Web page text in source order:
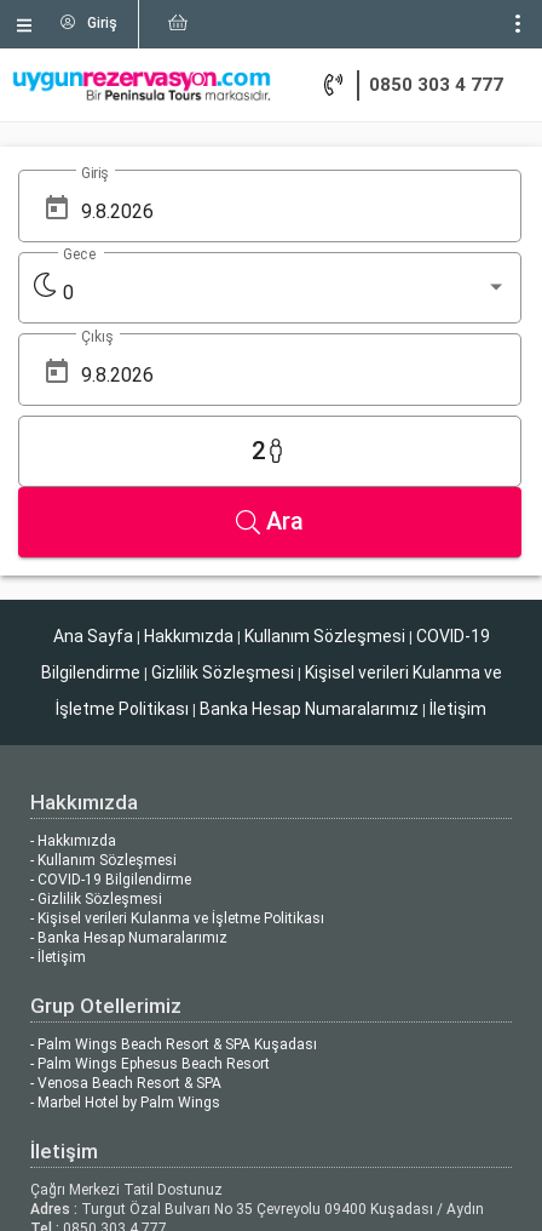
Giriş
0850 303 4 777
Giriş
0
Gece
Çıkış
2
Ara
Ana Sayfa | Hakkımızda | Kullanım Sözleşmesi | COVID-19
Bilgilendirme | Gizlilik Sözleşmesi | Kişisel verileri Kulanma ve
İşletme Politikası | Banka Hesap Numaralarımız | İletişim
Hakkımızda
- Hakkımızda
- Kullanım Sözleşmesi
- COVID-19 Bilgilendirme
- Gizlilik Sözleşmesi
- Kişisel verileri Kulanma ve İşletme Politikası
- Banka Hesap Numaralarımız
- İletişim
Grup Otellerimiz
- Palm Wings Beach Resort & SPA Kuşadası
- Palm Wings Ephesus Beach Resort
- Venosa Beach Resort & SPA
- Marbel Hotel by Palm Wings
İletişim
Çağrı Merkezi Tatil Dostunuz
Adres : Turgut Özal Bulvarı No 35 Çevreyolu 09400 Kuşadası / Aydın